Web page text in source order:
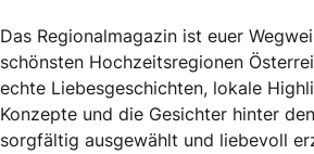
Das Regionalmagazin ist euer
schönsten Hochzeitsregionen
echte Liebesgeschichten, lokale
Konzepte und die Gesichter hinter
sorgfältig ausgewählt und liebevoll